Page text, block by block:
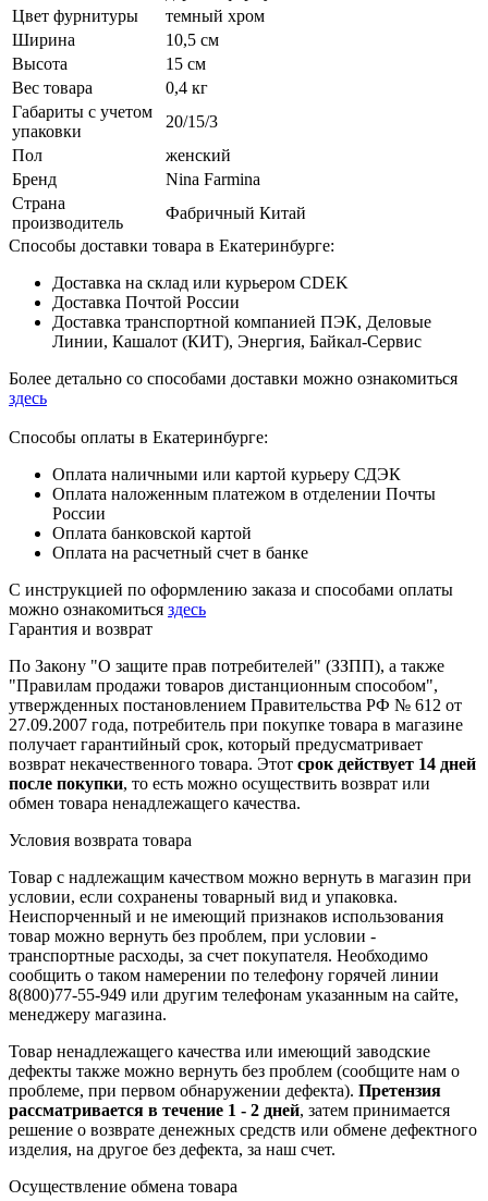
Цвет фурнитуры
темный хром
Ширина
10,5 см
Высота
15 см
Вес товара
0,4 кг
Габариты с учетом
упаковки
20/15/3
Пол
женский
Бренд
Nina Farmina
Страна
производитель
Фабричный Китай
Способы доставки товара в Екатеринбурге:
Доставка на склад или курьером CDEK
Доставка Почтой России
Доставка транспортной компанией ПЭК, Деловые
Линии, Кашалот (КИТ), Энергия, Байкал-Сервис
Более детально со способами доставки можно ознакомиться
здесь
Способы оплаты в Екатеринбурге:
Оплата наличными или картой курьеру СДЭК
Оплата наложенным платежом в отделении Почты
России
Оплата банковской картой
Оплата на расчетный счет в банке
С инструкцией по оформлению заказа и способами оплаты
можно ознакомиться здесь
Гарантия и возврат
По Закону "О защите прав потребителей" (ЗЗПП), а также
"Правилам продажи товаров дистанционным способом",
утвержденных постановлением Правительства РФ № 612 от
27.09.2007 года, потребитель при покупке товара в магазине
получает гарантийный срок, который предусматривает
возврат некачественного товара. Этот срок действует 14 дней
после покупки, то есть можно осуществить возврат или
обмен товара ненадлежащего качества.
Условия возврата товара
Товар с надлежащим качеством можно вернуть в магазин при
условии, если сохранены товарный вид и упаковка.
Неиспорченный и не имеющий признаков использования
товар можно вернуть без проблем, при условии -
транспортные расходы, за счет покупателя. Необходимо
сообщить о таком намерении по телефону горячей линии
8(800)77-55-949 или другим телефонам указанным на сайте,
менеджеру магазина.
Товар ненадлежащего качества или имеющий заводские
дефекты также можно вернуть без проблем (сообщите нам о
проблеме, при первом обнаружении дефекта). Претензия
рассматривается в течение 1 - 2 дней, затем принимается
решение о возврате денежных средств или обмене дефектного
изделия, на другое без дефекта, за наш счет.
Осуществление обмена товара